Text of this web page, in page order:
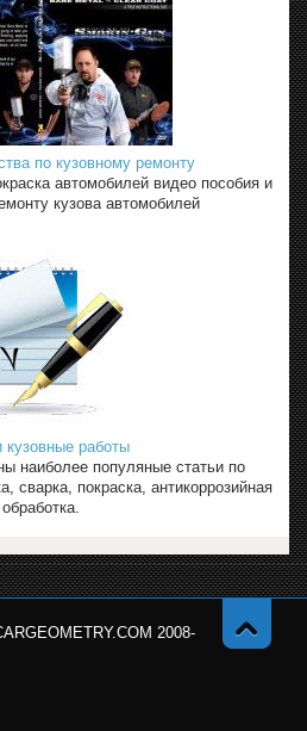
по кузовному ремонту
автомобилей видео пособия и
кузова автомобилей
кузовные работы
наиболее популяные статьи по
сварка, покраска, антикоррозийная
обработка.
2008-